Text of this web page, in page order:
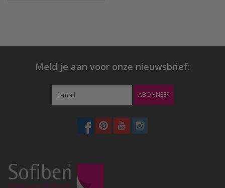
Meld je aan voor onze nieuwsbrief:
ABONNEER